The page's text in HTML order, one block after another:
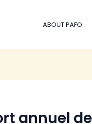
ABOUT PAFO
annuel de